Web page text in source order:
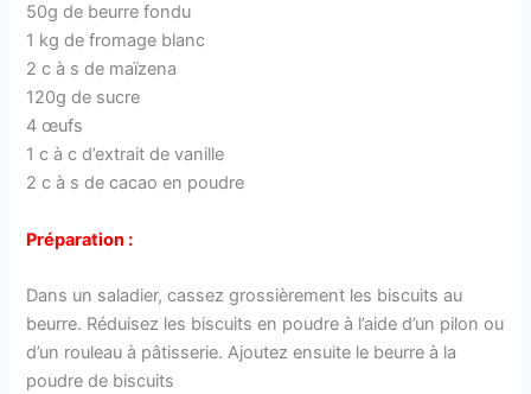
50g de beurre fondu
1 kg de fromage blanc
2 c à s de maïzena
120g de sucre
4 œufs
1 c à c d’extrait de vanille
2 c à s de cacao en poudre
Préparation :
Dans un saladier, cassez grossièrement les biscuits au
beurre. Réduisez les biscuits en poudre à l’aide d’un pilon ou
d’un rouleau à pâtisserie. Ajoutez ensuite le beurre à la
poudre de biscuits